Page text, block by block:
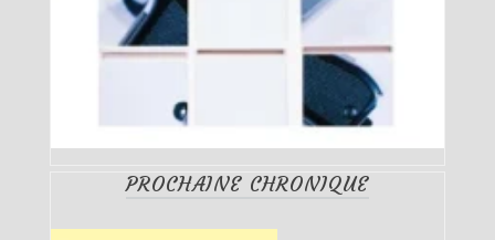
PROCHAINE CHRONIQUE